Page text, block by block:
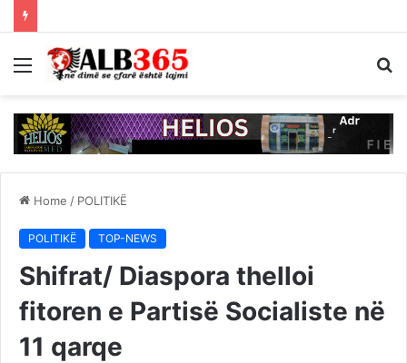
Menu
Home / POLITIKË
POLITIKË TOP-NEWS
Shifrat/ Diaspora thelloi
fitoren e Partisë Socialiste në
11 qarqe